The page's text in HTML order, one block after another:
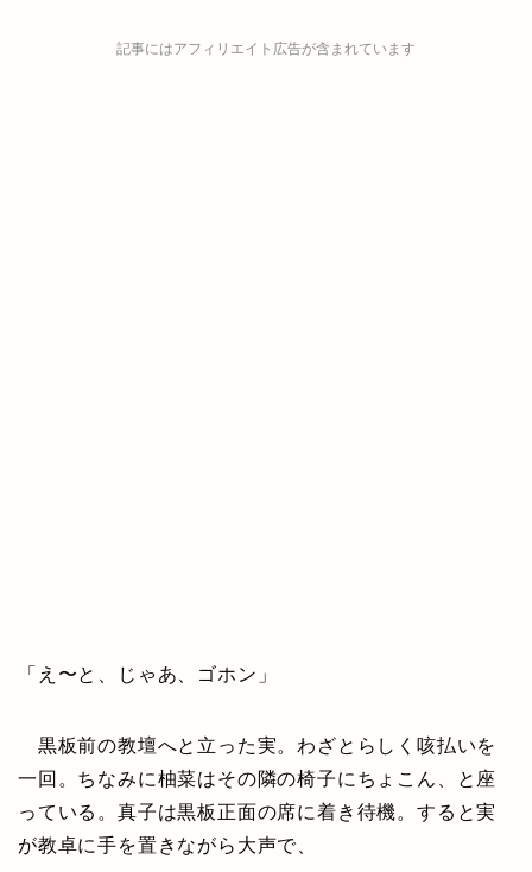
記事にはアフィリエイト広告が含まれています
「え〜と、じゃあ、ゴホン」
黒板前の教壇へと立った実。わざとらしく咳払いを
一回。ちなみに柚菜はその隣の椅子にちょこん、と座
っている。真子は黒板正面の席に着き待機。すると実
が教卓に手を置きながら大声で、